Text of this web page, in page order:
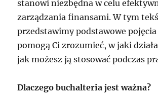
stanowi niezbędna w celu
zarządzania finansami. W tym
przedstawimy podstawowe pojęcia
pomogą Ci zrozumieć, w jaki
jak możesz ją stosować podczas
Dlaczego buchalteria jest ważna?